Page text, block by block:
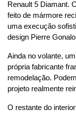
Renault 5 Diamant.
feito de mármore
uma execução
design Pierre
Ainda no volante,
própria fabricante
remodelação.
projeto realmente
O restante do